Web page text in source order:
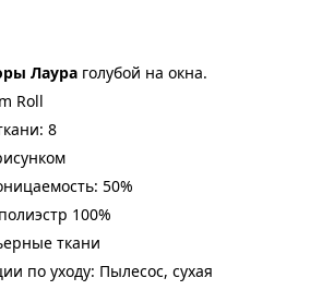
Лаура голубой на окна.
Roll
8
50%
100%
ткани
по уходу: Пылесос, сухая